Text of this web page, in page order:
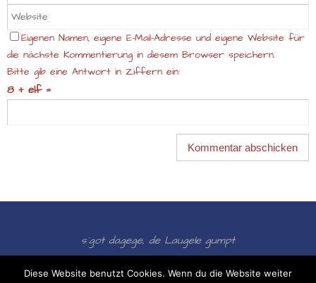
Eigenen Namen, eigene E-Mail-Adresse und eigene Website für
die nächste Kommentierung in diesem Browser speichern.
Bitte gib eine Antwort in Ziffern ein:
8 + elf =
s´got dagege, de Laugele gumpt
Präsentiert vonNirvana& WordPress.
Diese Website benutzt Cookies. Wenn du die Website weiter